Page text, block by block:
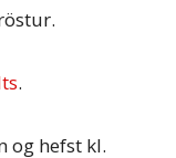
.
og hefst kl.